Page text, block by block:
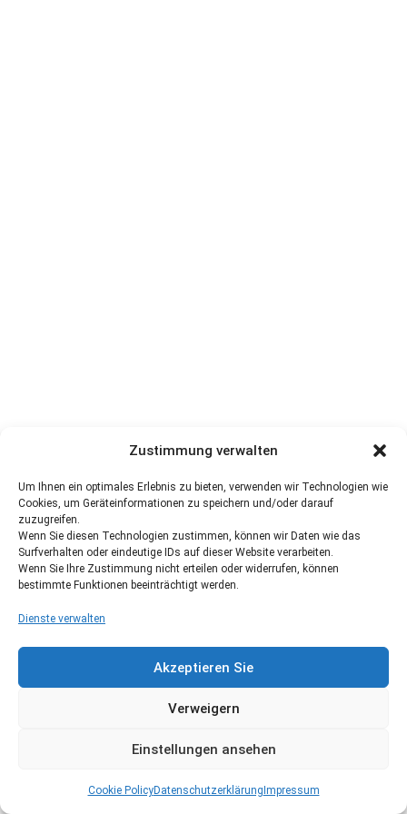
Zustimmung verwalten
Um Ihnen ein optimales Erlebnis zu bieten, verwenden wir Technologien wie
Cookies, um Geräteinformationen zu speichern und/oder darauf
zuzugreifen.
Wenn Sie diesen Technologien zustimmen, können wir Daten wie das
Surfverhalten oder eindeutige IDs auf dieser Website verarbeiten.
Wenn Sie Ihre Zustimmung nicht erteilen oder widerrufen, können
bestimmte Funktionen beeinträchtigt werden.
Dienste verwalten
Akzeptieren Sie
Verweigern
Einstellungen ansehen
Cookie PolicyDatenschutzerklärung Impressum